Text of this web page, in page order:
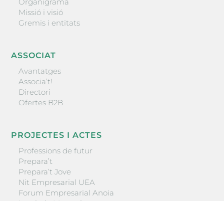
Organigrama
Missió i visió
Gremis i entitats
ASSOCIAT
Avantatges
Associa’t!
Directori
Ofertes B2B
PROJECTES I ACTES
Professions de futur
Prepara’t
Prepara’t Jove
Nit Empresarial UEA
Forum Empresarial Anoia